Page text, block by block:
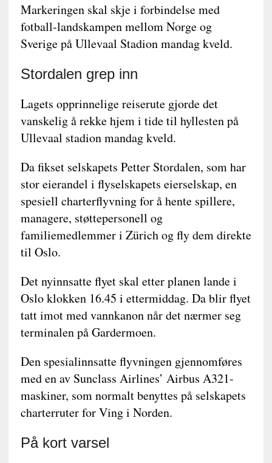
Markeringen skal skje i forbindelse med
fotball-landskampen mellom Norge og
Sverige på Ullevaal Stadion mandag kveld.
Stordalen grep inn
Lagets opprinnelige reiserute gjorde det
vanskelig å rekke hjem i tide til hyllesten på
Ullevaal stadion mandag kveld.
Da fikset selskapets Petter Stordalen, som har
stor eierandel i flyselskapets eierselskap, en
spesiell charterflyvning for å hente spillere,
managere, støttepersonell og
familiemedlemmer i Zürich og fly dem direkte
til Oslo.
Det nyinnsatte flyet skal etter planen lande i
Oslo klokken 16.45 i ettermiddag. Da blir flyet
tatt imot med vannkanon når det nærmer seg
terminalen på Gardermoen.
Den spesialinnsatte flyvningen gjennomføres
med en av Sunclass Airlines’ Airbus A321-
maskiner, som normalt benyttes på selskapets
charterruter for Ving i Norden.
På kort varsel